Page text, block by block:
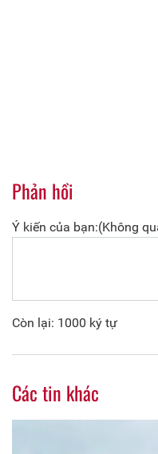
Phản hồi
Ý kiến của bạn:(Không
Còn lại: 1000 ký tự
Các tin khác